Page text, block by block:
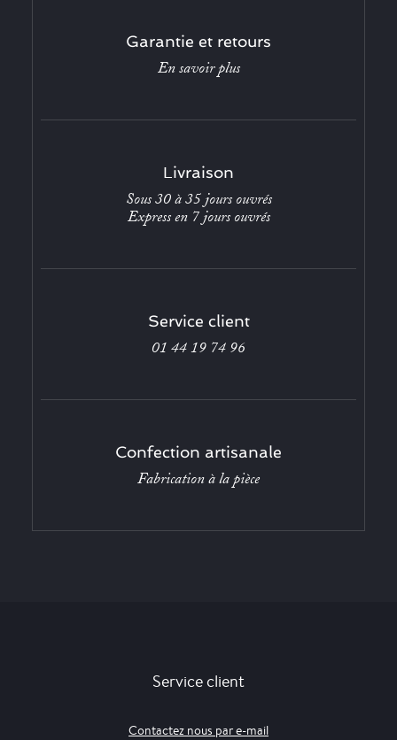
Garantie et retours
En savoir plus
Livraison
Sous 30 à 35 jours ouvrés
Express en 7 jours ouvrés
Service client
01 44 19 74 96
Confection artisanale
Fabrication à la pièce
Service client
Contactez nous par e-mail